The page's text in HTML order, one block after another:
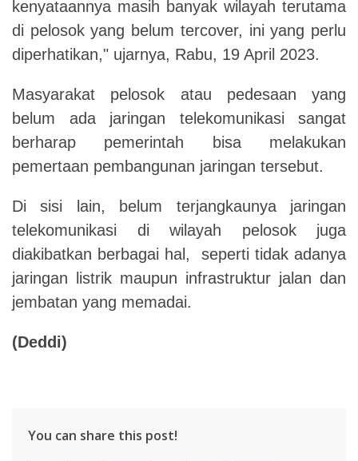
kenyataannya masih banyak wilayah terutama
di pelosok yang belum tercover, ini yang perlu
diperhatikan," ujarnya, Rabu, 19 April 2023.
Masyarakat pelosok atau pedesaan yang
belum ada jaringan telekomunikasi sangat
berharap pemerintah bisa melakukan
pemertaan pembangunan jaringan tersebut.
Di sisi lain, belum terjangkaunya jaringan
telekomunikasi di wilayah pelosok juga
diakibatkan berbagai hal, seperti tidak adanya
jaringan listrik maupun infrastruktur jalan dan
jembatan yang memadai.
(Deddi)
You can share this post!